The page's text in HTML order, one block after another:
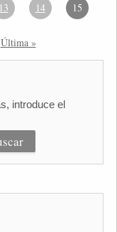
13 14 15
Última »
introduce el